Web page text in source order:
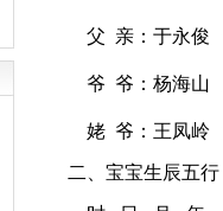
父 亲：于永俊
爷 爷：杨海山
姥 爷：王凤岭
二、宝宝生辰五行